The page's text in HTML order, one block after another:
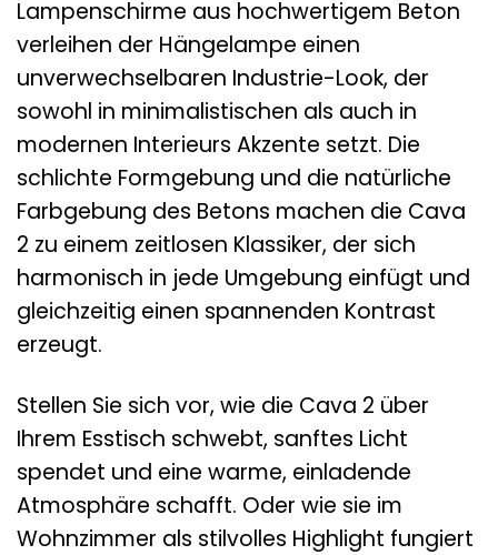
Lampenschirme aus hochwertigem Beton
verleihen der Hängelampe einen
unverwechselbaren Industrie-Look, der
sowohl in minimalistischen als auch in
modernen Interieurs Akzente setzt. Die
schlichte Formgebung und die natürliche
Farbgebung des Betons machen die Cava
2 zu einem zeitlosen Klassiker, der sich
harmonisch in jede Umgebung einfügt und
gleichzeitig einen spannenden Kontrast
erzeugt.
Stellen Sie sich vor, wie die Cava 2 über
Ihrem Esstisch schwebt, sanftes Licht
spendet und eine warme, einladende
Atmosphäre schafft. Oder wie sie im
Wohnzimmer als stilvolles Highlight fungiert